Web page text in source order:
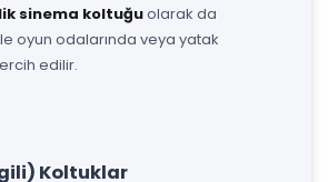
sinema koltuğuolarak da
oyun odalarında veya yatak
edilir.
Koltuklar